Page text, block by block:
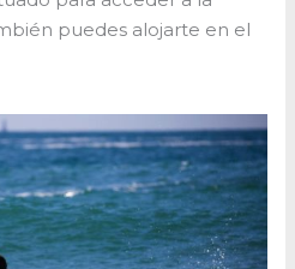
puedes alojarte en el